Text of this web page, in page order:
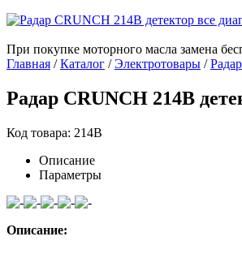
При покупке моторного масла замена
Главная /Каталог /Электротовары /
Радар CRUNCH 214B
Код товара: 214B
Описание
Параметры
Описание: